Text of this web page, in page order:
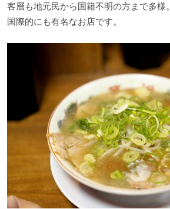
客層も地元民から国籍不明の方まで多様。
国際的にも有名なお店です。